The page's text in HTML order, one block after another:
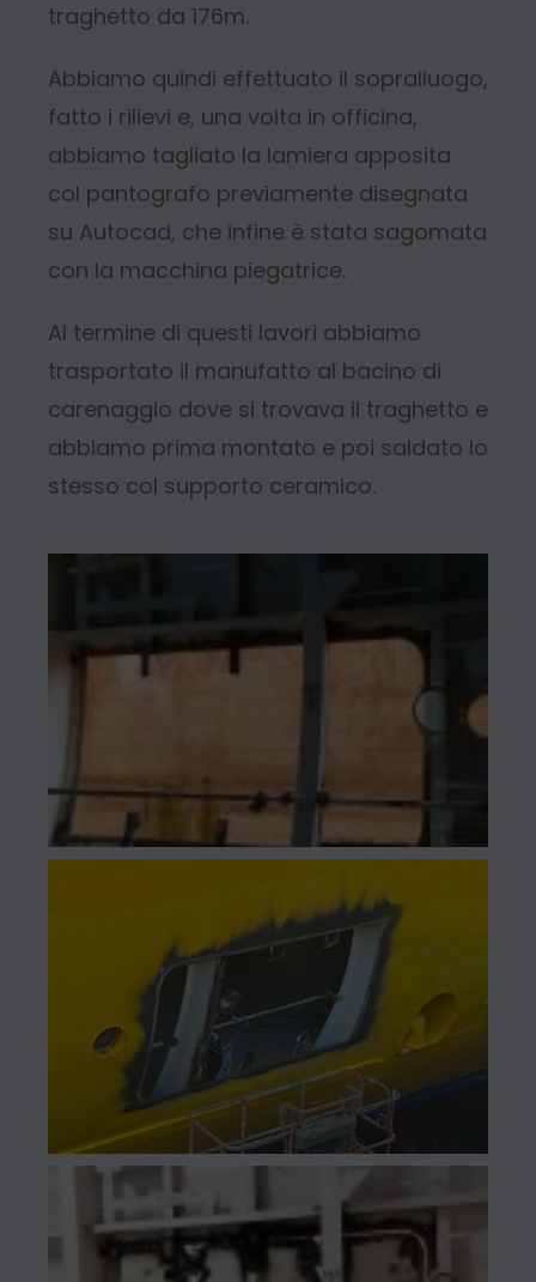
traghetto da 176m.
Abbiamo quindi effettuato il sopralluogo,
fatto i rilievi e, una volta in officina,
abbiamo tagliato la lamiera apposita
col pantografo previamente disegnata
su Autocad, che infine è stata sagomata
con la macchina piegatrice.
Al termine di questi lavori abbiamo
trasportato il manufatto al bacino di
carenaggio dove si trovava il traghetto e
abbiamo prima montato e poi saldato lo
stesso col supporto ceramico.